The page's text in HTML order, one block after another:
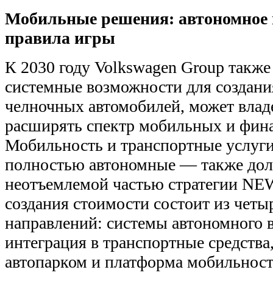
Мобильные решения: автономное
правила игры
К 2030 году Volkswagen Group
системные возможности для
челночных автомобилей, может
расширять спектр мобильных и
Мобильность и транспортные
полностью автономные — также
неотъемлемой частью стратегии
создания стоимости состоит из
направлений: системы автономного
интеграция в транспортные
автопарком и платформа